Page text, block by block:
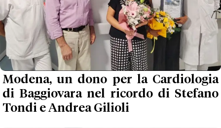
Modena, un dono per la Cardiologia
di Baggiovara nel ricordo di Stefano
Tondi e Andrea Gilioli